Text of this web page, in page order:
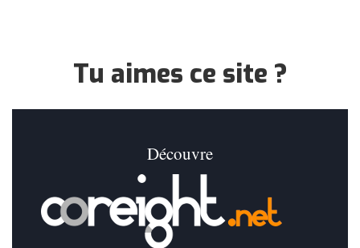
Tu aimes ce site ?
Découvre